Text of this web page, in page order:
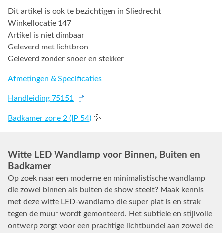
Dit artikel is ook te bezichtigen in Sliedrecht
Winkellocatie 147
Artikel is niet dimbaar
Geleverd met lichtbron
Geleverd zonder snoer en stekker
Afmetingen & Specificaties
Handleiding 75151
Badkamer zone 2 (IP 54) 💦
Witte LED Wandlamp voor Binnen, Buiten en
Badkamer
Op zoek naar een moderne en minimalistische wandlamp
die zowel binnen als buiten de show steelt? Maak kennis
met deze witte LED-wandlamp die super plat is en strak
tegen de muur wordt gemonteerd. Het subtiele en stijlvolle
ontwerp zorgt voor een prachtige lichtbundel aan zowel de